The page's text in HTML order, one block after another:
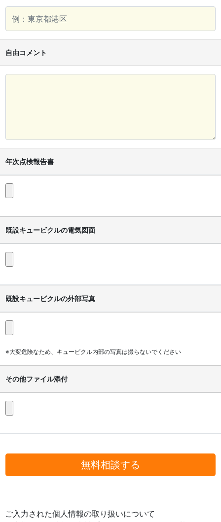
自由コメント
年次点検報告書
既設キュービクルの電気図面
既設キュービクルの外部写真
※大変危険なため、キュービクル内部の写真は撮らないでください
その他ファイル添付
無料相談する
ご入力された個人情報の取り扱いについて